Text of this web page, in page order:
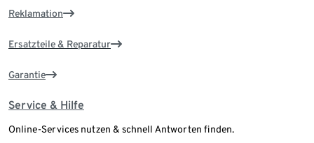
Reklamation
Ersatzteile & Reparatur
Garantie
Service & Hilfe
Online-Services nutzen & schnell Antworten finden.